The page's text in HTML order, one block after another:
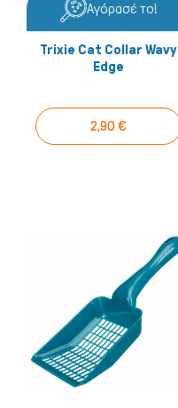
Αγόρασέ το!
Trixie Cat Collar Wavy
Edge
2,90 €